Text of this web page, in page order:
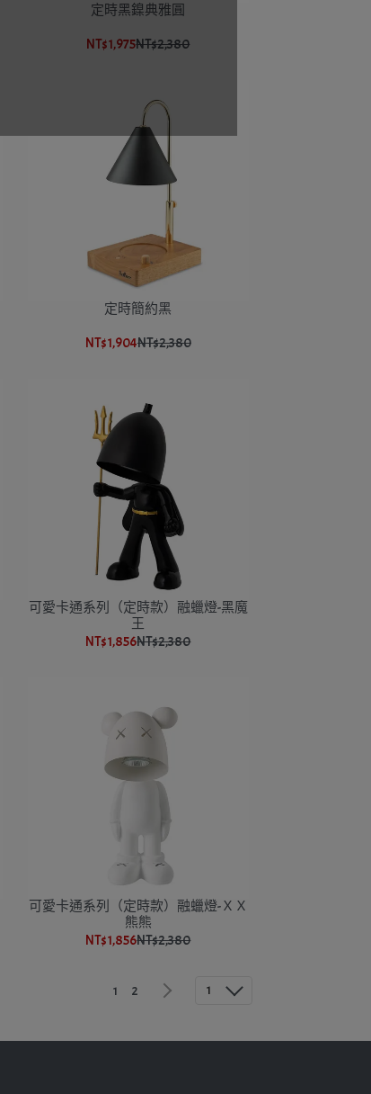
定時黑鎳典雅圓
NT$1,975NT$2,380
定時簡約黑
NT$1,904NT$2,380
可愛卡通系列（定時款）融蠟燈-黑魔
王
NT$1,856NT$2,380
可愛卡通系列（定時款）融蠟燈-ＸＸ
熊熊
NT$1,856NT$2,380
1 2 1